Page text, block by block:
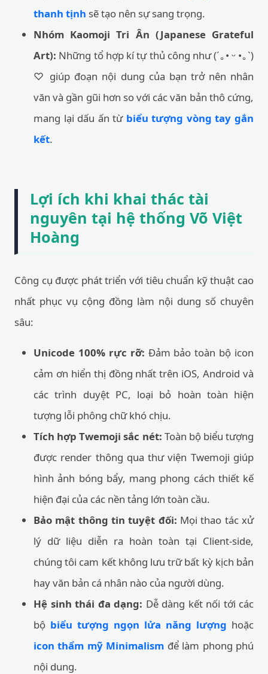
thanh tịnh sẽ tạo nên sự sang trọng.
Nhóm Kaomoji Tri Ân (Japanese Grateful
Art): Những tổ hợp kí tự thủ công như (´｡• ᵕ •｡`)
♡ giúp đoạn nội dung của bạn trở nên nhân
văn và gần gũi hơn so với các văn bản thô cứng,
mang lại dấu ấn từ biểu tượng vòng tay gắn
kết.
Lợi ích khi khai thác tài
nguyên tại hệ thống Võ Việt
Hoàng
Công cụ được phát triển với tiêu chuẩn kỹ thuật cao
nhất phục vụ cộng đồng làm nội dung số chuyên
sâu:
Unicode 100% rực rỡ: Đảm bảo toàn bộ icon
cảm ơn hiển thị đồng nhất trên iOS, Android và
các trình duyệt PC, loại bỏ hoàn toàn hiện
tượng lỗi phông chữ khó chịu.
Tích hợp Twemoji sắc nét: Toàn bộ biểu tượng
được render thông qua thư viện Twemoji giúp
hình ảnh bóng bẩy, mang phong cách thiết kế
hiện đại của các nền tảng lớn toàn cầu.
Bảo mật thông tin tuyệt đối: Mọi thao tác xử
lý dữ liệu diễn ra hoàn toàn tại Client-side,
chúng tôi cam kết không lưu trữ bất kỳ kịch bản
hay văn bản cá nhân nào của người dùng.
Hệ sinh thái đa dạng: Dễ dàng kết nối tới các
bộ biểu tượng ngọn lửa năng lượng hoặc
icon thẩm mỹ Minimalism để làm phong phú
nội dung.